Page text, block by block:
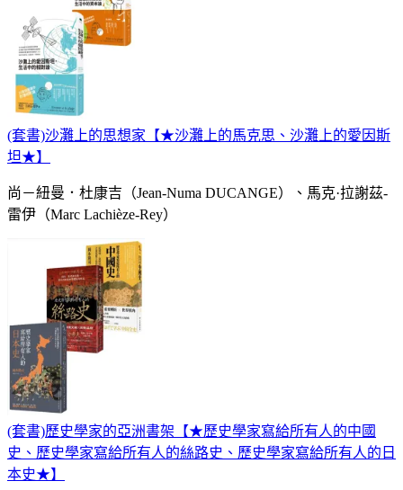
(套書)沙灘上的思想家【★沙灘上的馬克思、沙灘上的愛因斯
坦★】
尚－紐曼．杜康吉（Jean-Numa DUCANGE）、馬克·拉謝茲-
雷伊（Marc Lachièze-Rey）
(套書)歷史學家的亞洲書架【★歷史學家寫給所有人的中國
史、歷史學家寫給所有人的絲路史、歷史學家寫給所有人的日
本史★】